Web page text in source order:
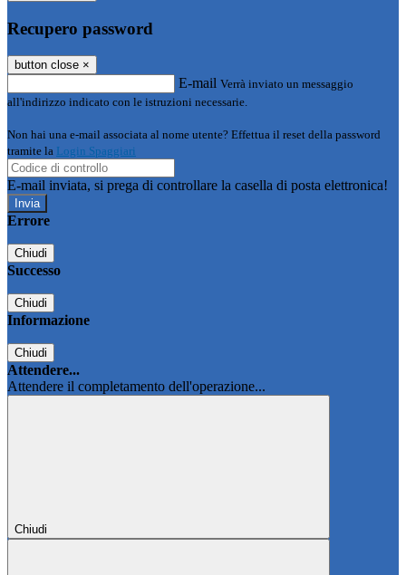
Recupero password
button close ×
E-mail Verrà inviato un messaggio
all'indirizzo indicato con le istruzioni necessarie.
Non hai una e-mail associata al nome utente? Effettua il reset della password
tramite la Login Spaggiari
E-mail inviata, si prega di controllare la casella di posta elettronica!
Errore
Chiudi
Successo
Chiudi
Informazione
Chiudi
Attendere...
Attendere il completamento dell'operazione...
Chiudi